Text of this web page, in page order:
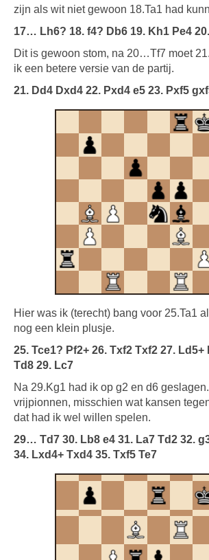
zijn als wit niet gewoon 18.Ta1 had
17… Lh6? 18. f4? Db6 19. Kh1 Pe4
Dit is gewoon stom, na 20…Tf7 moet
ik een betere versie van de partij.
21. Dd4 Dxd4 22. Pxd4 e5 23. Pxf5
Hier was ik (terecht) bang voor 25.Ta1
nog een klein plusje.
25. Tce1? Pf2+ 26. Txf2 Txf2 27. Ld5+
Td8 29. Lc7
Na 29.Kg1 had ik op g2 en d6
vrijpionnen, misschien wat kansen
dat had ik wel willen spelen.
29… Td7 30. Lb8 e4 31. La7 Td2 32.
34. Lxd4+ Txd4 35. Txf5 Te7